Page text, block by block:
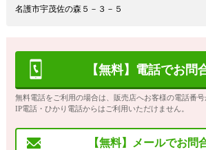
名護市宇茂佐の森５－３－５
【無料】電話でお問
無料電話をご利用の場合は、販売店へお客様の電話番号
IP電話・ひかり電話からはご利用いただけません。
【無料】メールでお問